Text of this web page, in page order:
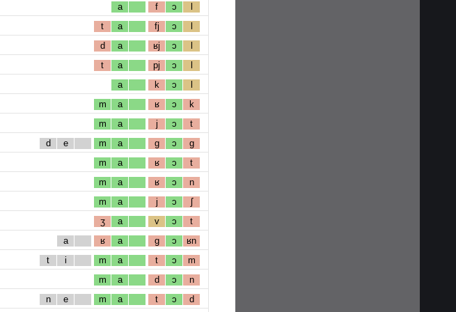
a f ɔ l
t a fj ɔ l
d a ʁj ɔ l
t a pj ɔ l
a k ɔ l
m a ʁ ɔ k
m a j ɔ t
d e m a g ɔ g
m a ʁ ɔ t
m a ʁ ɔ n
m a j ɔ ʃ
ʒ a v ɔ t
a ʁ a g ɔ ʁn
t i m a t ɔ m
m a d ɔ n
n e m a t ɔ d